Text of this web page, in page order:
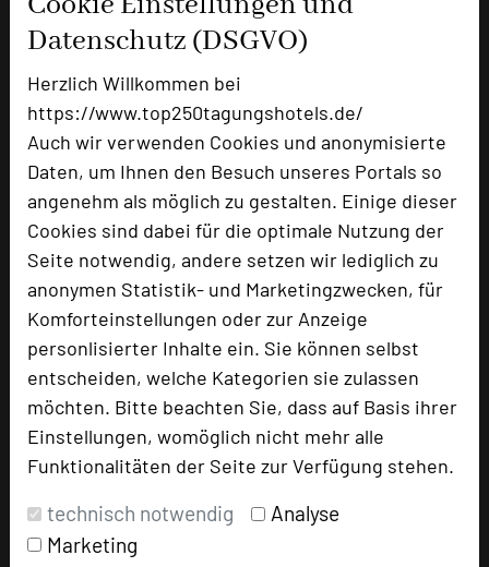
Datenschutz (DSGVO)
Herzlich Willkommen bei
https://www.top250tagungshotels.de/
Auch wir verwenden Cookies und anonymisierte
Daten, um Ihnen den Besuch unseres Portals so
angenehm als möglich zu gestalten. Einige dieser
Cookies sind dabei für die optimale Nutzung der
Seite notwendig, andere setzen wir lediglich zu
anonymen Statistik- und Marketingzwecken, für
Komforteinstellungen oder zur Anzeige
personlisierter Inhalte ein. Sie können selbst
entscheiden, welche Kategorien sie zulassen
möchten. Bitte beachten Sie, dass auf Basis ihrer
Einstellungen, womöglich nicht mehr alle
Funktionalitäten der Seite zur Verfügung stehen.
technisch notwendig
Analyse
Marketing
Ausstellungsfläche
Zimmer
Doppelzimmer
Besonders geeignet für
Seminar, Konferenz, Klausur, Event, Kreativprozesse
vergangenen 30 Tagen auf diesem Portal aufgerufen.
Nutzungsrechte für dieses Portal eingeräumt und sind dafür